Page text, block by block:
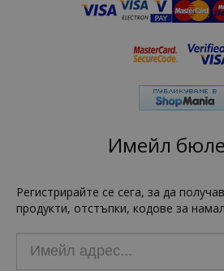
Имейл
Регистрирайте се сега, за да
продукти, отстъпки, кодове за